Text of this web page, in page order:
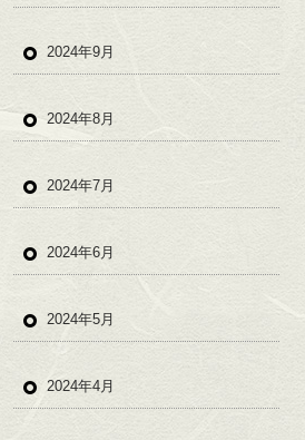
2024年9月
2024年8月
2024年7月
2024年6月
2024年5月
2024年4月